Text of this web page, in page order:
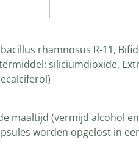
rhamnosus R-11,
siliciumdioxide,
maaltijd (vermijd alcohol
worden opgelost in